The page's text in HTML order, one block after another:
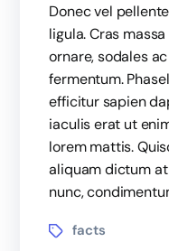
Donec vel
ligula. Cras
ornare, sodales
fermentum.
efficitur sapien
iaculis erat ut
lorem mattis.
aliquam dictum
nunc,
facts